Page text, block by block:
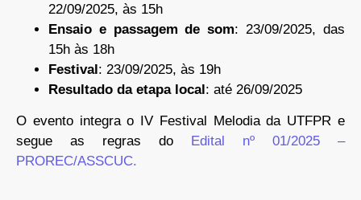
22/09/2025, às 15h
Ensaio e passagem de som: 23/09/2025, das
15h às 18h
Festival: 23/09/2025, às 19h
Resultado da etapa local: até 26/09/2025
O evento integra o IV Festival Melodia da UTFPR e
segue as regras do Edital nº 01/2025 –
PROREC/ASSCUC.